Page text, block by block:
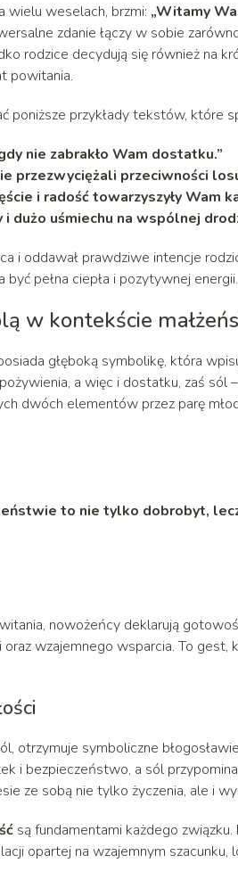
wielu weselach, brzmi: „Witamy
zdanie łączy w sobie
rodzice decydują się również na
powitania.
przykłady tekstów, które
nie zabrakło Wam dostatku.”
przezwyciężali przeciwności
i radość towarzyszyły Wam
i dużo uśmiechu na wspólnej
i oddawał prawdziwe intencje
pełna ciepła i pozytywnej energii.
w kontekście
głęboką symbolikę, która
a więc i dostatku, zaś sól
dwóch elementów przez parę
to nie tylko dobrobyt,
nowożeńcy deklarują
wzajemnego wsparcia. To gest,
otrzymuje symboliczne
i bezpieczeństwo, a sól
ze sobą nie tylko życzenia, ale i
są fundamentami każdego
opartej na wzajemnym